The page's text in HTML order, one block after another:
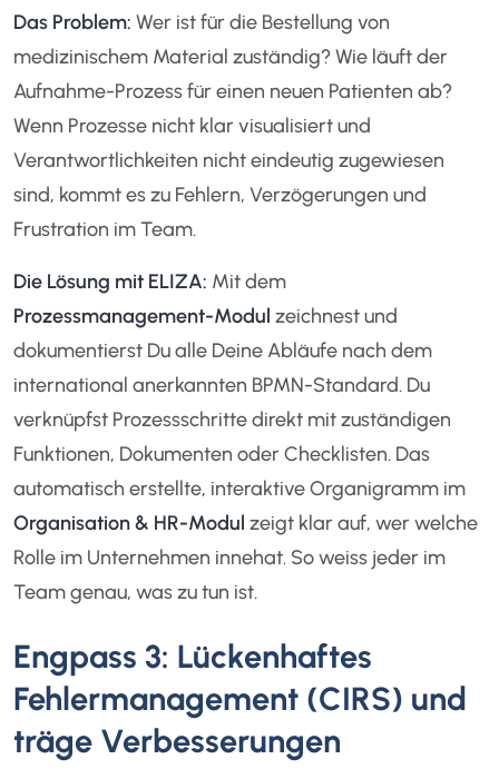
Das Problem: Wer ist für die Bestellung von
medizinischem Material zuständig? Wie läuft der
Aufnahme-Prozess für einen neuen Patienten ab?
Wenn Prozesse nicht klar visualisiert und
Verantwortlichkeiten nicht eindeutig zugewiesen
sind, kommt es zu Fehlern, Verzögerungen und
Frustration im Team.
Die Lösung mit ELIZA: Mit dem
Prozessmanagement-Modul zeichnest und
dokumentierst Du alle Deine Abläufe nach dem
international anerkannten BPMN-Standard. Du
verknüpfst Prozessschritte direkt mit zuständigen
Funktionen, Dokumenten oder Checklisten. Das
automatisch erstellte, interaktive Organigramm im
Organisation & HR-Modul zeigt klar auf, wer welche
Rolle im Unternehmen innehat. So weiss jeder im
Team genau, was zu tun ist.
Engpass 3: Lückenhaftes
Fehlermanagement (CIRS) und
träge Verbesserungen